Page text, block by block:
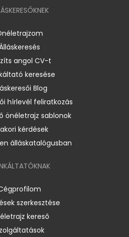
angol CV-t
keresése
Blog
hírlevél feliratkozás
önéletrajz sablonok
kérdések
álláskatalógusban
szerkesztése
kereső